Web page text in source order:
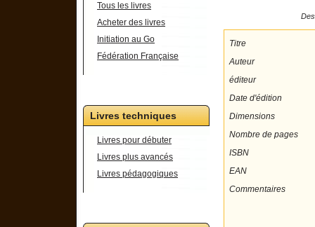
Tous les livres
Acheter des livres
Initiation au Go
Fédération Française
Livres techniques
Livres pour débuter
Livres plus avancés
Livres pédagogiques
Titre
Auteur
éditeur
Date d'édition
Dimensions
Nombre de pages
ISBN
EAN
Commentaires